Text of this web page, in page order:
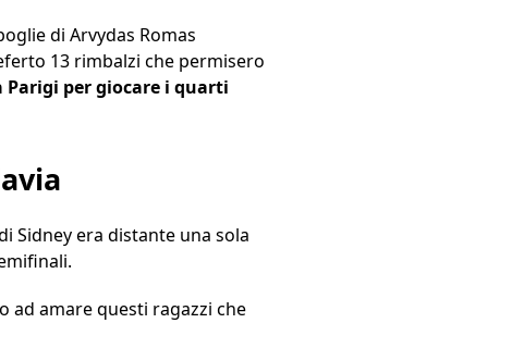
di Arvydas Romas
13 rimbalzi che permisero
Parigi per giocare i quarti
Sidney era distante una sola
ad amare questi ragazzi che